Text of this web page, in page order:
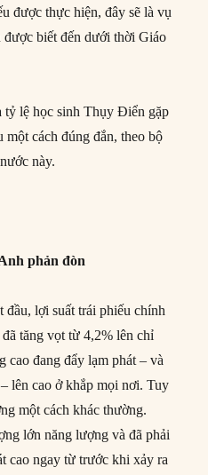
được thực hiện, đây sẽ là vụ
được biết đến dưới thời Giáo
tỷ lệ học sinh Thụy Điển gặp
cách đúng đắn, theo bộ
này.
phản đòn
lợi suất trái phiếu chính
tăng vọt từ 4,2% lên chỉ
cao đang đẩy lạm phát – và
lên cao ở khắp mọi nơi. Tuy
một cách khác thường.
lớn năng lượng và đã phải
cao ngay từ trước khi xảy ra